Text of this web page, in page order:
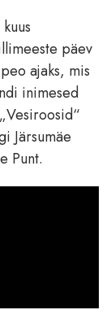
päev
ajaks, mis
inimesed
Järsumäe
Punt.